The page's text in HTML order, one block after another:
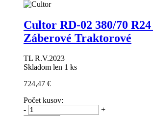
Cultor RD-02 380/70
Záberové Traktorové
TL R.V.2023
Skladom len 1 ks
724,47 €
Počet kusov:
-
+